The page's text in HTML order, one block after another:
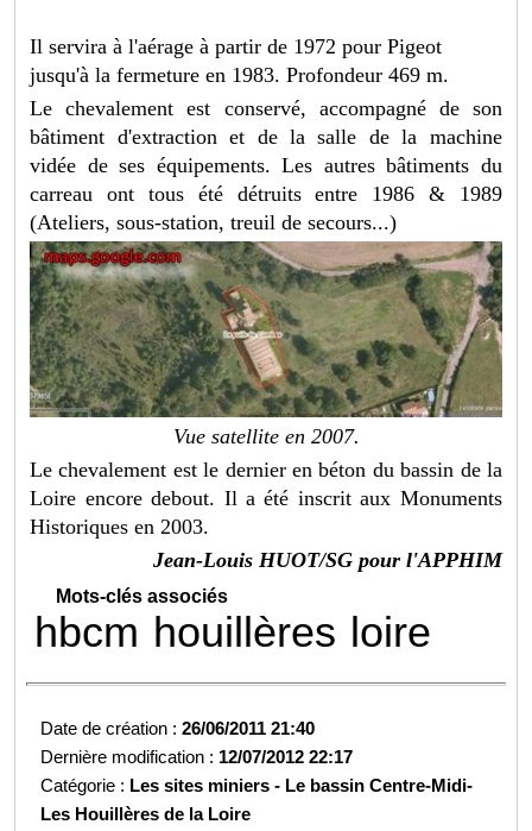
Il servira à l'aérage à partir de 1972 pour Pigeot
jusqu'à la fermeture en 1983. Profondeur 469 m.
Le chevalement est conservé, accompagné de son
bâtiment d'extraction et de la salle de la machine
vidée de ses équipements. Les autres bâtiments du
carreau ont tous été détruits entre 1986 & 1989
(Ateliers, sous-station, treuil de secours...)
Vue satellite en 2007.
Le chevalement est le dernier en béton du bassin de la
Loire encore debout. Il a été inscrit aux Monuments
Historiques en 2003.
Jean-Louis HUOT/SG pour l'APPHIM
Mots-clés associés
hbcm houillères loire
Date de création :26/06/2011 21:40
Dernière modification : 12/07/2012 22:17
Catégorie : Les sites miniers - Le bassin Centre-Midi-
Les Houillères de la Loire